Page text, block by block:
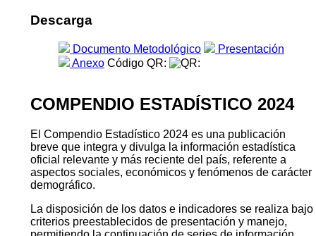
Descarga
Documento Metodológico
Presentación
Anexo Código QR:
COMPENDIO ESTADÍSTICO 2024
El Compendio Estadístico 2024 es una publicación
breve que integra y divulga la información estadística
oficial relevante y más reciente del país, referente a
aspectos sociales, económicos y fenómenos de carácter
demográfico.
La disposición de los datos e indicadores se realiza bajo
criterios preestablecidos de presentación y manejo,